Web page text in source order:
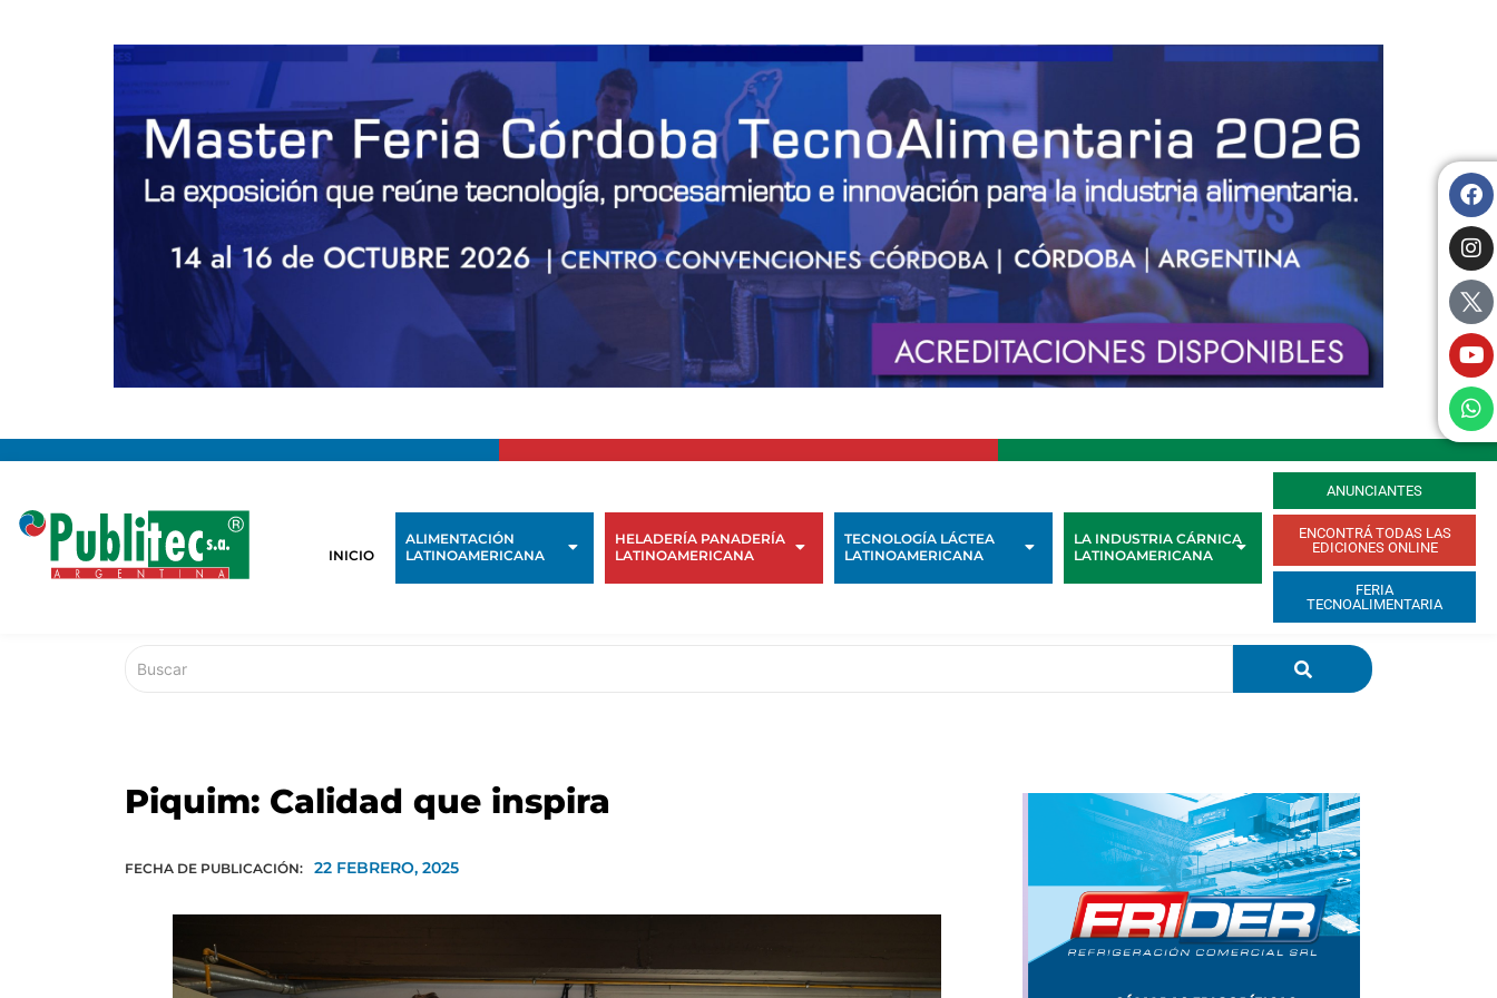
INICIO
ALIMENTACIÓN
LATINOAMERICANA
HELADERÍA PANADERÍA
LATINOAMERICANA
TECNOLOGÍA LÁCTEA
LATINOAMERICANA
LA INDUSTRIA CÁRNICA
LATINOAMERICANA
ANUNCIANTES
ENCONTRÁ TODAS LAS
EDICIONES ONLINE
FERIA
TECNOALIMENTARIA
Piquim: Calidad que inspira
FECHA DE PUBLICACIÓN: 22 FEBRERO, 2025